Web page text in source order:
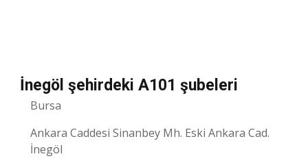
İnegöl şehirdeki A101 şubeleri
Bursa
Ankara Caddesi Sinanbey Mh. Eski Ankara Cad.
İnegöl